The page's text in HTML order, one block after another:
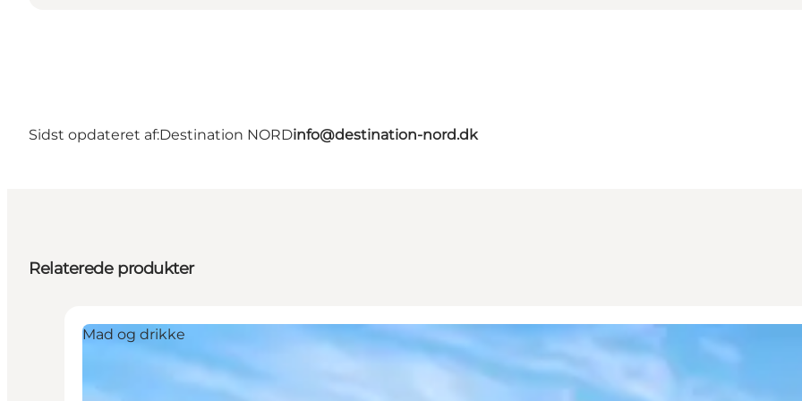
Sidst opdateret af:Destination NORDinfo@destination-nord.dk
Relaterede produkter
Mad og drikke